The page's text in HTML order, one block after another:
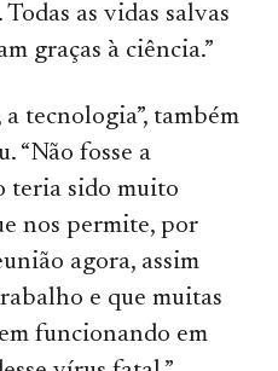
as vidas salvas
graças à ciência.”
tecnologia”, também
“Não fosse a
teria sido muito
nos permite, por
agora, assim
e que muitas
funcionando em